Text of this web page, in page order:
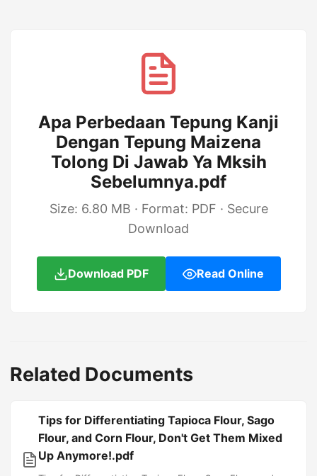
Apa Perbedaan Tepung Kanji
Dengan Tepung Maizena
Tolong Di Jawab Ya Mksih
Sebelumnya.pdf
Size: 6.80 MB · Format: PDF · Secure
Download
Download PDF Read Online
Related Documents
Tips for Differentiating Tapioca Flour, Sago
Flour, and Corn Flour, Don't Get Them Mixed
Up Anymore!.pdf